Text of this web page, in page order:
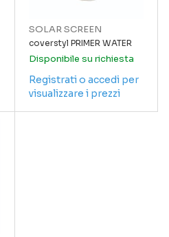
SOLAR SCREEN
coverstyl PRIMER WATER
Disponibile su richiesta
Registrati o accedi per
visualizzare i prezzi